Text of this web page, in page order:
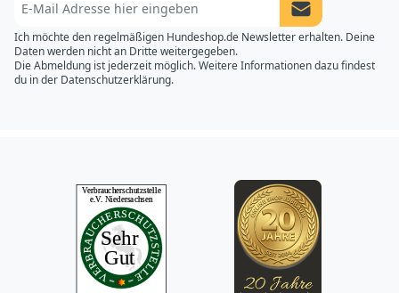
Newsletter
Ich möchte den regelmäßigen Hundeshop.de Newsletter erhalten. Deine
Daten werden nicht an Dritte weitergegeben.
Die Abmeldung ist jederzeit möglich. Weitere Informationen dazu findest
du in der Datenschutzerklärung.